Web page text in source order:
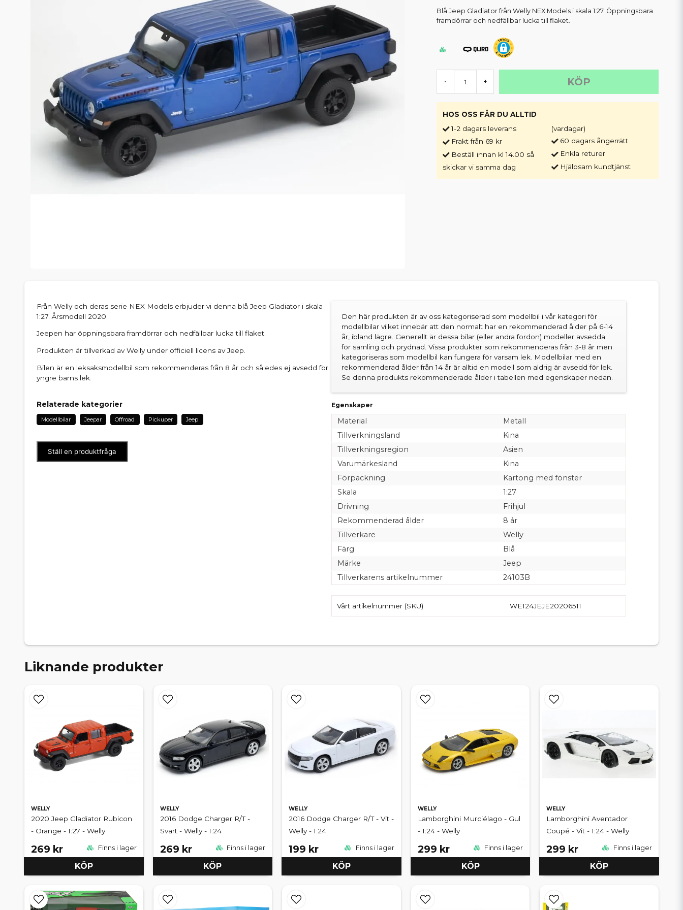
Blå Jeep Gladiator från Welly NEX Models i skala 1:27. Öppningsbara
framdörrar och nedfällbar lucka till flaket.
- + KÖP
HOS OSS FÅR DU ALLTID
1-2 dagars leverans
Frakt från 69 kr
Beställ innan kl 14.00 så
skickar vi samma dag
(vardagar)
60 dagars ångerrätt
Enkla returer
Hjälpsam kundtjänst
Från Welly och deras serie NEX Models erbjuder vi denna blå Jeep Gladiator i skala
1:27. Årsmodell 2020.
Jeepen har öppningsbara framdörrar och nedfällbar lucka till flaket.
Produkten är tillverkad av Welly under officiell licens av Jeep.
Bilen är en leksaksmodellbil som rekommenderas från 8 år och således ej avsedd för
yngre barns lek.
Relaterade kategorier
Modellbilar Jeepar Offroad Pickuper Jeep
Ställ en produktfråga
Den här produkten är av oss kategoriserad som modellbil i vår kategori för
modellbilar vilket innebär att den normalt har en rekommenderad ålder på 6-14
år, ibland lägre. Generellt är dessa bilar (eller andra fordon) modeller avsedda
för samling och prydnad. Vissa produkter som rekommenderas från 3-8 år men
kategoriseras som modellbil kan fungera för varsam lek. Modellbilar med en
rekommenderad ålder från 14 år är alltid en modell som aldrig är avsedd för lek.
Se denna produkts rekommenderade ålder i tabellen med egenskaper nedan.
Egenskaper
Material
Metall
Tillverkningsland
Kina
Tillverkningsregion
Asien
Varumärkesland
Kina
Förpackning
Kartong med fönster
Skala
1:27
Drivning
Frihjul
Rekommenderad ålder
8 år
Tillverkare
Welly
Färg
Blå
Märke
Jeep
Tillverkarens artikelnummer
24103B
Vårt artikelnummer (SKU) WE124JEJE20206511
Liknande produkter
WELLY
2020 Jeep Gladiator Rubicon
- Orange - 1:27 - Welly
269 kr Finns i lager
KÖP
WELLY
2016 Dodge Charger R/T -
Svart - Welly - 1:24
269 kr Finns i lager
KÖP
WELLY
2016 Dodge Charger R/T - Vit -
Welly - 1:24
199 kr Finns i lager
KÖP
WELLY
Lamborghini Murciélago - Gul
- 1:24 - Welly
299 kr Finns i lager
KÖP
WELLY
Lamborghini Aventador
Coupé - Vit - 1:24 - Welly
299 kr Finns i lager
KÖP